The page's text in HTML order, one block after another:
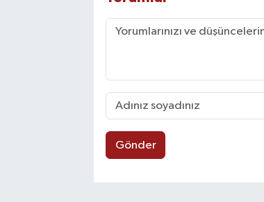
Gönder